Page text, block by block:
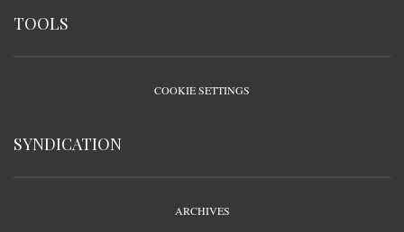
TOOLS
COOKIE SETTINGS
SYNDICATION
ARCHIVES